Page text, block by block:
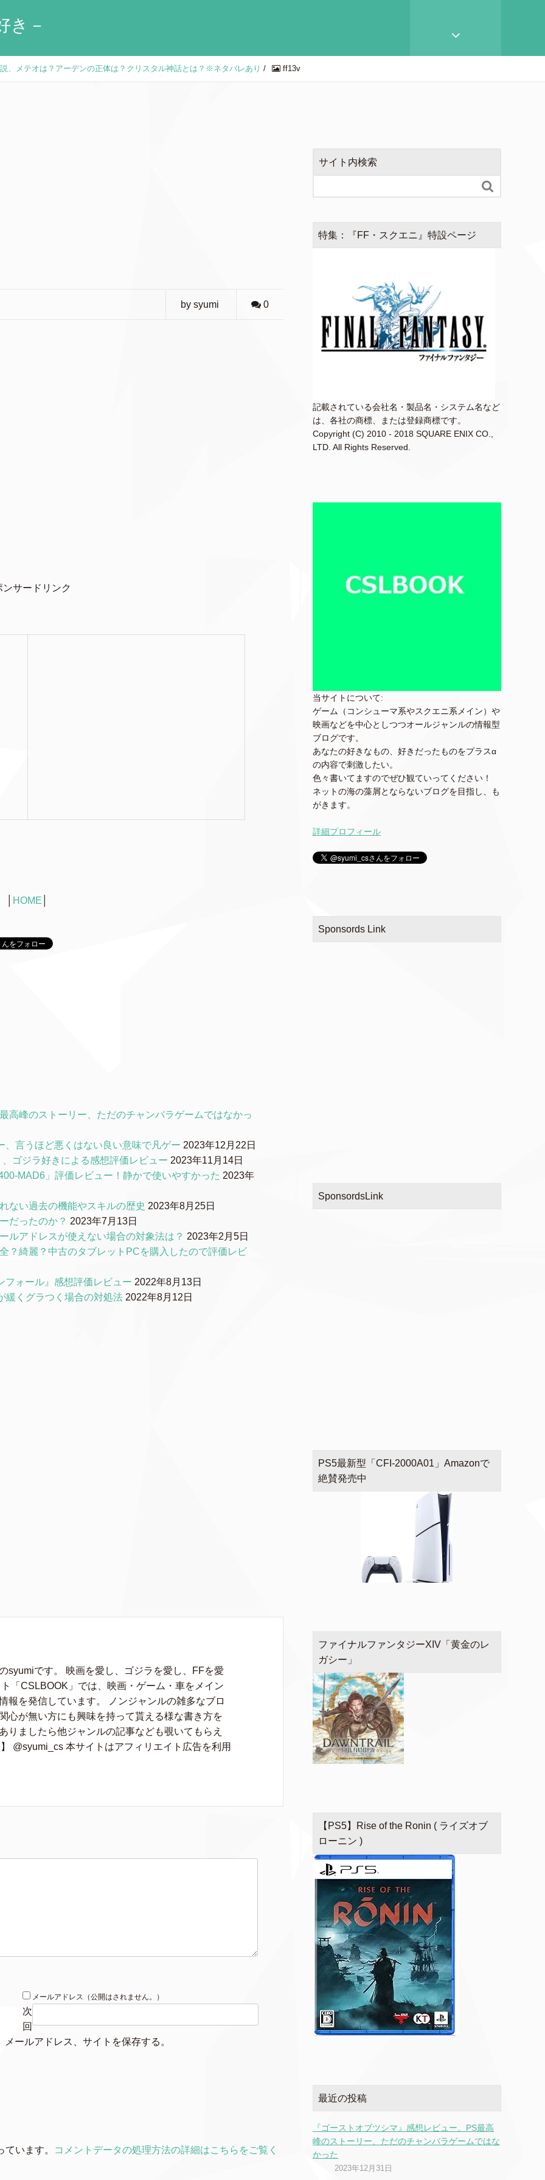
き－
、メテオは？アーデンの正体は？クリスタル神話とは？※ネタバレあり / ff13v
by syumi 0
ンサードリンク
HOME
高峰のストーリー、ただのチャンバラゲームではなかっ
言うほど悪くはない良い意味で凡ゲー 2023年12月22日
ゴジラ好きによる感想評価レビュー 2023年11月14日
MAD6」評価レビュー！静かで使いやすかった 2023年
ない過去の機能やスキルの歴史 2023年8月25日
だったのか？ 2023年7月13日
ルアドレスが使えない場合の対象法は？ 2023年2月5日
？綺麗？中古のタブレットPCを購入したので評価レビ
フォール』感想評価レビュー 2022年8月13日
緩くグラつく場合の対処法 2022年8月12日
syumiです。 映画を愛し、ゴジラを愛し、FFを愛
「CSLBOOK」では、映画・ゲーム・車をメイン
報を発信しています。 ノンジャンルの雑多なブロ
心が無い方にも興味を持って貰える様な書き方を
りましたら他ジャンルの記事なども覗いてもらえ
@syumi_cs 本サイトはアフィリエイト広告を利用
メールアドレス（公開はされません。）
次
回
ールアドレス、サイトを保存する。
います。 コメントデータの処理方法の詳細はこちらをご覧く
サイト内検索

特集：『FF・スクエニ』特設ページ
記載されている会社名・製品名・システム名など
は、各社の商標、または登録商標です。
Copyright (C) 2010 - 2018 SQUARE ENIX CO.,
LTD. All Rights Reserved.
当サイトについて:
ゲーム（コンシューマ系やスクエニ系メイン）や
映画などを中心としつつオールジャンルの情報型
ブログです。
あなたの好きなもの、好きだったものをプラスα
の内容で刺激したい。
色々書いてますのでぜひ観ていってください！
ネットの海の藻屑とならないブログを目指し、も
がきます。
詳細プロフィール
Sponsords Link
SponsordsLink
PS5最新型「CFI-2000A01」Amazonで
絶賛発売中
ファイナルファンタジーXIV「黄金のレ
ガシー」
【PS5】Rise of the Ronin ( ライズオブ
ローニン )
最近の投稿
『ゴーストオブツシマ』感想レビュー。PS最高
峰のストーリー、ただのチャンバラゲームではな
かった
2023年12月31日